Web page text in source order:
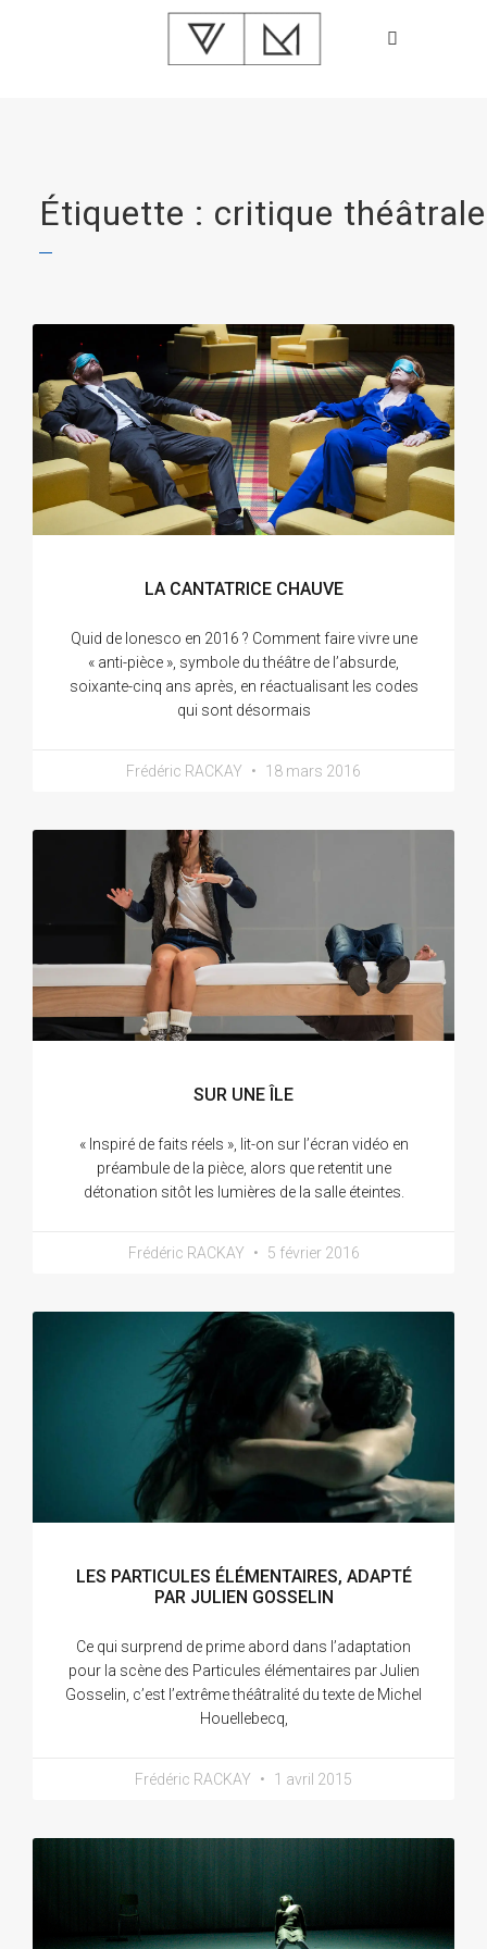
Étiquette : critique théâtrale
LA CANTATRICE CHAUVE
Quid de Ionesco en 2016 ? Comment faire vivre une
« anti-pièce », symbole du théâtre de l’absurde,
soixante-cinq ans après, en réactualisant les codes
qui sont désormais
Frédéric RACKAY 18 mars 2016
SUR UNE ÎLE
« Inspiré de faits réels », lit-on sur l’écran vidéo en
préambule de la pièce, alors que retentit une
détonation sitôt les lumières de la salle éteintes.
Frédéric RACKAY 5 février 2016
LES PARTICULES ÉLÉMENTAIRES, ADAPTÉ
PAR JULIEN GOSSELIN
Ce qui surprend de prime abord dans l’adaptation
pour la scène des Particules élémentaires par Julien
Gosselin, c’est l’extrême théâtralité du texte de Michel
Houellebecq,
Frédéric RACKAY 1 avril 2015